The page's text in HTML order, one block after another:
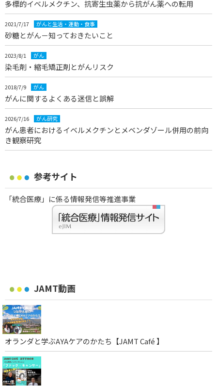
多標的イベルメクチン、抗寄生虫薬から抗がん薬への転用
2021/7/17 がんと生活・運動・食事
砂糖とがん－知っておきたいこと
2023/8/1 がん
染毛剤・縮毛矯正剤とがんリスク
2018/7/9 がん
がんに関するよくある迷信と誤解
2026/7/16 がん研究
がん患者におけるイベルメクチンとメベンダゾール併用の前向
き観察研究
参考サイト
「統合医療」に係る情報発信等推進事業
JAMT動画
オランダと学ぶAYAケアのかたち【JAMT Café 】